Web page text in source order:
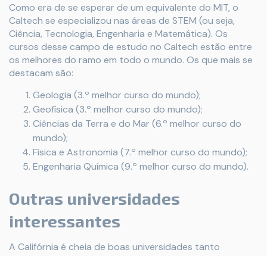
Como era de se esperar de um equivalente do MIT, o
Caltech se especializou nas áreas de STEM (ou seja,
Ciência, Tecnologia, Engenharia e Matemática). Os
cursos desse campo de estudo no Caltech estão entre
os melhores do ramo em todo o mundo. Os que mais se
destacam são:
Geologia (3.º melhor curso do mundo);
Geofísica (3.º melhor curso do mundo);
Ciências da Terra e do Mar (6.º melhor curso do
mundo);
Física e Astronomia (7.º melhor curso do mundo);
Engenharia Química (9.º melhor curso do mundo).
Outras universidades
interessantes
A Califórnia é cheia de boas universidades tanto